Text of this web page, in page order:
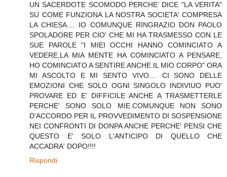
UN SACERDOTE SCOMODO PERCHE' DICE "LA VERITA"
SU COME FUNZIONA LA NOSTRA SOCIETA' COMPRESA
LA CHIESA.... IO COMUNQUE RINGRAZIO DON PAOLO
SPOLADORE PER CIO' CHE MI HA TRASMESSO CON LE
SUE PAROLE "I MIEI OCCHI HANNO COMINCIATO A
VEDERE,LA MIA MENTE HA COMINCIATO A PENSARE,
HO COMINCIATO A SENTIRE ANCHE IL MIO CORPO" ORA
MI ASCOLTO E MI SENTO VIVO.... CI SONO DELLE
EMOZIONI CHE SOLO OGNI SINGOLO INDIVIUO PUO'
PROVARE ED E' DIFFICILE ANCHE A TRASMETTERLE
PERCHE' SONO SOLO MIE.COMUNQUE NON SONO
D'ACCORDO PER IL PROVVEDIMENTO DI SOSPENSIONE
NEI CONFRONTI DI DONPA ANCHE PERCHE' PENSI CHE
QUESTO E' SOLO L'ANTICIPO DI QUELLO CHE
ACCADRA' DOPO!!!!
Rispondi